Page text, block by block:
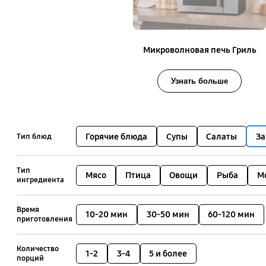
Микроволновая печь Гриль
Узнать больше
Тип блюд Горячие блюда Супы Салаты
Тип
ингредиента
Мясо Птица Овощи Рыба
Время
приготовления
10-20 мин 30-50 мин 60-120 мин
Количество
порций
1-2 3-4 5 и более